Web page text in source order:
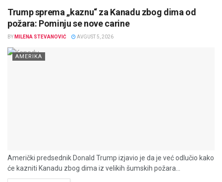
Trump sprema „kaznu“ za Kanadu zbog dima od
požara: Pominju se nove carine
BY MILENA STEVANOVIĆ AVGUST 5, 2026
AMERIKA
Američki predsednik Donald Trump izjavio je da je već odlučio kako
će kazniti Kanadu zbog dima iz velikih šumskih požara...